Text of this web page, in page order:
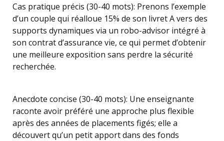
Cas pratique précis (30-40 mots): Prenons l’exemple
d’un couple qui réalloue 15% de son livret A vers des
supports dynamiques via un robo-advisor intégré à
son contrat d’assurance vie, ce qui permet d’obtenir
une meilleure exposition sans perdre la sécurité
recherchée.
Anecdote concise (30-40 mots): Une enseignante
raconte avoir préféré une approche plus flexible
après des années de placements figés; elle a
découvert qu’un petit apport dans des fonds